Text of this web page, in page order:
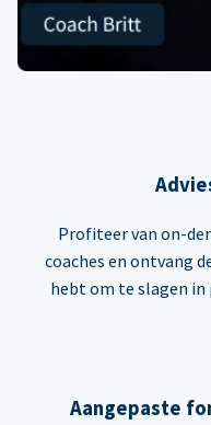
Profiteer van on-
coaches en ontvang
hebt om te slagen
Aangepaste